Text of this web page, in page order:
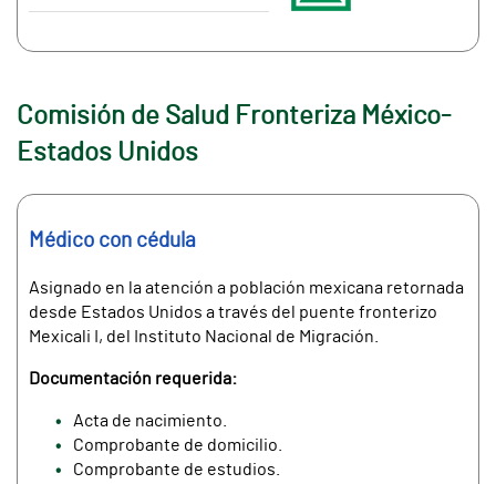
Comisión de Salud Fronteriza México-
Estados Unidos
Médico con cédula
Asignado en la atención a población mexicana retornada
desde Estados Unidos a través del puente fronterizo
Mexicali I, del Instituto Nacional de Migración.
Documentación requerida:
Acta de nacimiento.
Comprobante de domicilio.
Comprobante de estudios.